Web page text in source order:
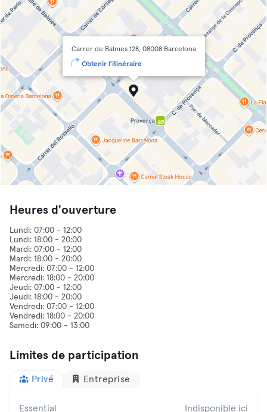
Carrer de Balmes 128, 08008 Barcelona
Obtenir l'itinéraire
Heures d'ouverture
Lundi: 07:00 - 12:00
Lundi: 18:00 - 20:00
Mardi: 07:00 - 12:00
Mardi: 18:00 - 20:00
Mercredi: 07:00 - 12:00
Mercredi: 18:00 - 20:00
Jeudi: 07:00 - 12:00
Jeudi: 18:00 - 20:00
Vendredi: 07:00 - 12:00
Vendredi: 18:00 - 20:00
Limites de participation
Privé Entreprise
Essential Indisponible ici